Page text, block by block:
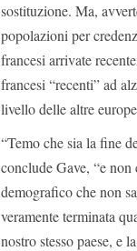
sostituzione. Ma,
popolazioni per
francesi arrivate
francesi “recenti” ad
livello delle altre
“Temo che sia la fine
conclude Gave, “e
demografico che non
veramente terminata
nostro stesso paese, e